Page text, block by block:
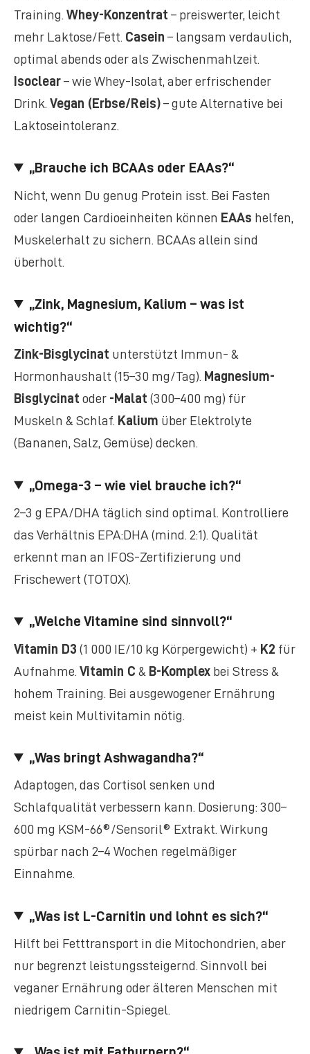
Training. Whey-Konzentrat – preiswerter, leicht
mehr Laktose/Fett. Casein – langsam verdaulich,
optimal abends oder als Zwischenmahlzeit.
Isoclear – wie Whey-Isolat, aber erfrischender
Drink. Vegan (Erbse/Reis) – gute Alternative bei
Laktoseintoleranz.
„Brauche ich BCAAs oder EAAs?“
Nicht, wenn Du genug Protein isst. Bei Fasten
oder langen Cardioeinheiten können EAAs helfen,
Muskelerhalt zu sichern. BCAAs allein sind
überholt.
„Zink, Magnesium, Kalium – was ist
wichtig?“
Zink-Bisglycinat unterstützt Immun- &
Hormonhaushalt (15–30 mg/Tag). Magnesium-
Bisglycinat oder -Malat (300–400 mg) für
Muskeln & Schlaf. Kalium über Elektrolyte
(Bananen, Salz, Gemüse) decken.
„Omega-3 – wie viel brauche ich?“
2–3 g EPA/DHA täglich sind optimal. Kontrolliere
das Verhältnis EPA:DHA (mind. 2:1). Qualität
erkennt man an IFOS-Zertifizierung und
Frischewert (TOTOX).
„Welche Vitamine sind sinnvoll?“
Vitamin D3 (1 000 IE/10 kg Körpergewicht) + K2 für
Aufnahme. Vitamin C & B-Komplex bei Stress &
hohem Training. Bei ausgewogener Ernährung
meist kein Multivitamin nötig.
„Was bringt Ashwagandha?“
Adaptogen, das Cortisol senken und
Schlafqualität verbessern kann. Dosierung: 300–
600 mg KSM-66®/Sensoril® Extrakt. Wirkung
spürbar nach 2–4 Wochen regelmäßiger
Einnahme.
„Was ist L-Carnitin und lohnt es sich?“
Hilft bei Fetttransport in die Mitochondrien, aber
nur begrenzt leistungssteigernd. Sinnvoll bei
veganer Ernährung oder älteren Menschen mit
niedrigem Carnitin-Spiegel.